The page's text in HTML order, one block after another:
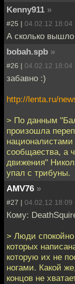
Kenny911 »
#25 | 04.02.12 18:04
А сколько вышло
bobah.spb »
#26 | 04.02.12 18:04
забавно :)
http://lenta.ru/
> По данным
произошла
сообщаества, а
движения"
упал с трибуны.
AMV76 »
#27 | 04.02.12 18:09
Кому:
> Люди
которых
которую их не
ногами. Какой
концов не